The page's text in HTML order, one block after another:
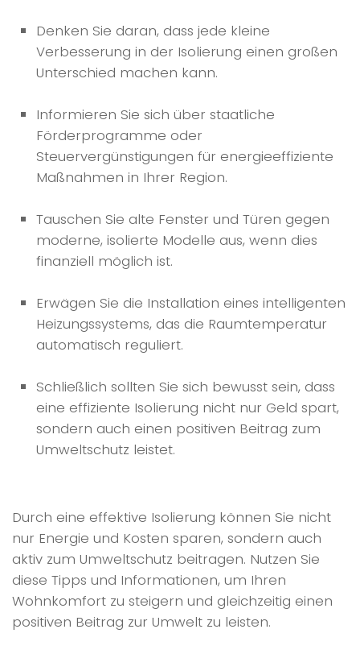
Denken Sie daran, dass jede kleine
Verbesserung in der Isolierung einen großen
Unterschied machen kann.
Informieren Sie sich über staatliche
Förderprogramme oder
Steuervergünstigungen für energieeffiziente
Maßnahmen in Ihrer Region.
Tauschen Sie alte Fenster und Türen gegen
moderne, isolierte Modelle aus, wenn dies
finanziell möglich ist.
Erwägen Sie die Installation eines intelligenten
Heizungssystems, das die Raumtemperatur
automatisch reguliert.
Schließlich sollten Sie sich bewusst sein, dass
eine effiziente Isolierung nicht nur Geld spart,
sondern auch einen positiven Beitrag zum
Umweltschutz leistet.
Durch eine effektive Isolierung können Sie nicht
nur Energie und Kosten sparen, sondern auch
aktiv zum Umweltschutz beitragen. Nutzen Sie
diese Tipps und Informationen, um Ihren
Wohnkomfort zu steigern und gleichzeitig einen
positiven Beitrag zur Umwelt zu leisten.